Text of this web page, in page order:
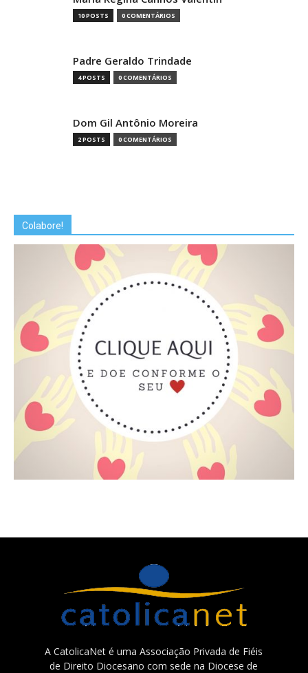
10 POSTS 0 COMENTÁRIOS
Padre Geraldo Trindade
4 POSTS 0 COMENTÁRIOS
Dom Gil Antônio Moreira
2 POSTS 0 COMENTÁRIOS
Colabore!
A CatolicaNet é uma Associação Privada de Fiéis
de Direito Diocesano com sede na Diocese de